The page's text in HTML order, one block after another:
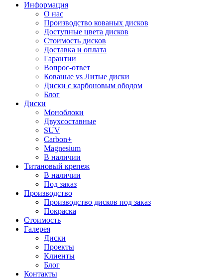
Информация
О нас
Производство кованых дисков
Доступные цвета дисков
Стоимость дисков
Доставка и оплата
Гарантии
Вопрос-ответ
Кованые vs Литые диски
Диски с карбоновым ободом
Блог
Диски
Моноблоки
Двухсоставные
SUV
Carbon+
Magnesium
В наличии
Титановый крепеж
В наличии
Под заказ
Производство
Производство дисков под заказ
Покраска
Стоимость
Галерея
Диски
Проекты
Клиенты
Блог
Контакты